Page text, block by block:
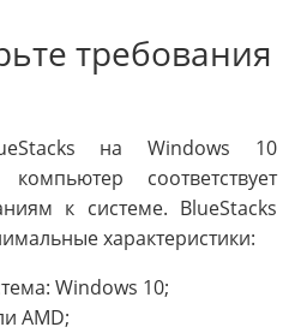
требования
на Windows 10
соответствует
к системе. BlueStacks
характеристики:
Windows 10;
AMD;